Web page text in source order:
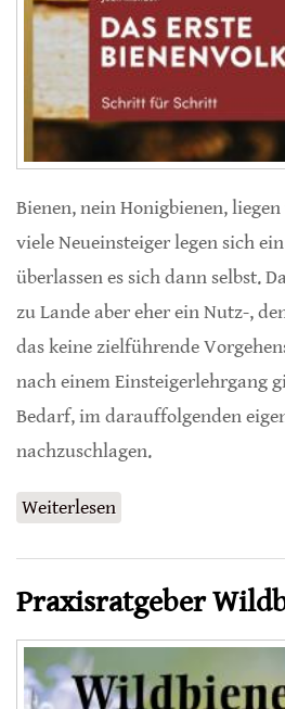
Bienen, nein Honigbienen,
viele Neueinsteiger legen sich
überlassen es sich dann selbst.
zu Lande aber eher ein Nutz-,
das keine zielführende
nach einem Einsteigerlehrgang
Bedarf, im darauffolgenden
nachzuschlagen.
Weiterlesen
Praxisratgeber